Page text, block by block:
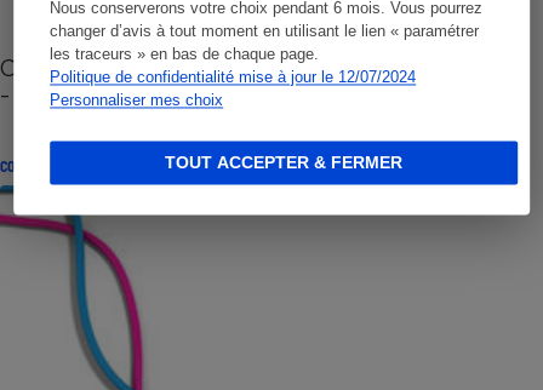
Nous conserverons votre choix pendant 6 mois. Vous pourrez
changer d’avis à tout moment en utilisant le lien « paramétrer
les traceurs » en bas de chaque page.
Politique de confidentialité mise à jour le 12/07/2024
Personnaliser mes choix
TOUT ACCEPTER & FERMER
Cafetière à capsules zéro déchet CoffeeB (vidéo)
- Premières impressions
CONSEILS